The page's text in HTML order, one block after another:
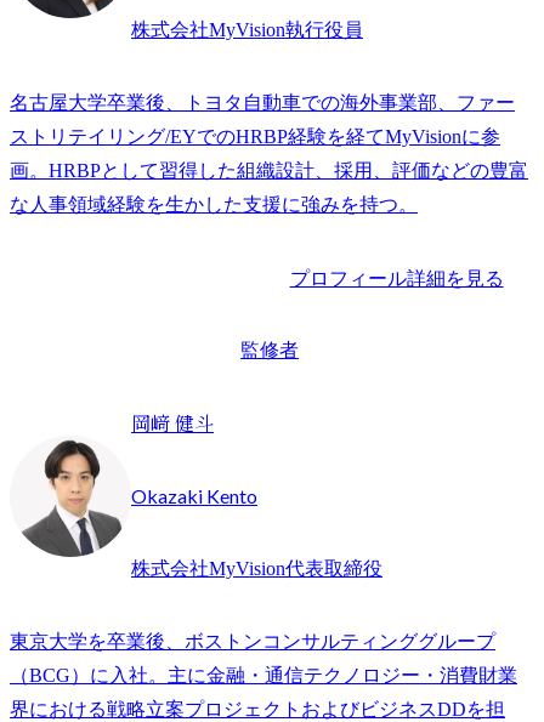
株式会社MyVision執行役員
名古屋大学卒業後、トヨタ自動車での海外事業部、ファー
ストリテイリング/EYでのHRBP経験を経てMyVisionに参
画。HRBPとして習得した組織設計、採用、評価などの豊富
な人事領域経験を生かした支援に強みを持つ。
プロフィール詳細を見る
監修者
岡﨑 健斗
Okazaki Kento
株式会社MyVision代表取締役
東京大学を卒業後、ボストンコンサルティンググループ
（BCG）に入社。主に金融・通信テクノロジー・消費財業
界における戦略立案プロジェクトおよびビジネスDDを担